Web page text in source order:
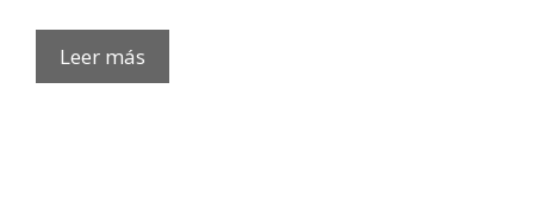
Leer más